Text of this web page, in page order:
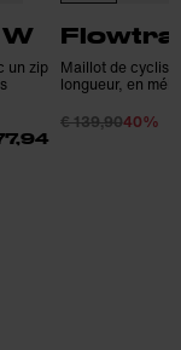
un zip
Maillot de
longueur, en
€ 139,9040%